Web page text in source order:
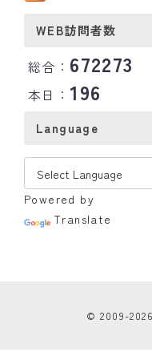
WEB訪問者数
総合： 672273
本日：196
Language
Powered by
Translate
© 2009-